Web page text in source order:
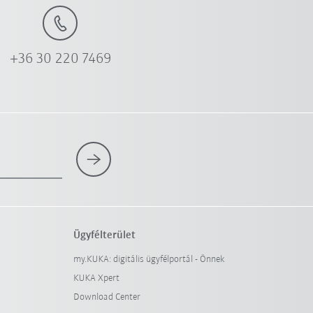
+36 30 220 7469
Ügyfélterület
my.KUKA: digitális ügyfélportál - Önnek
KUKA Xpert
Download Center